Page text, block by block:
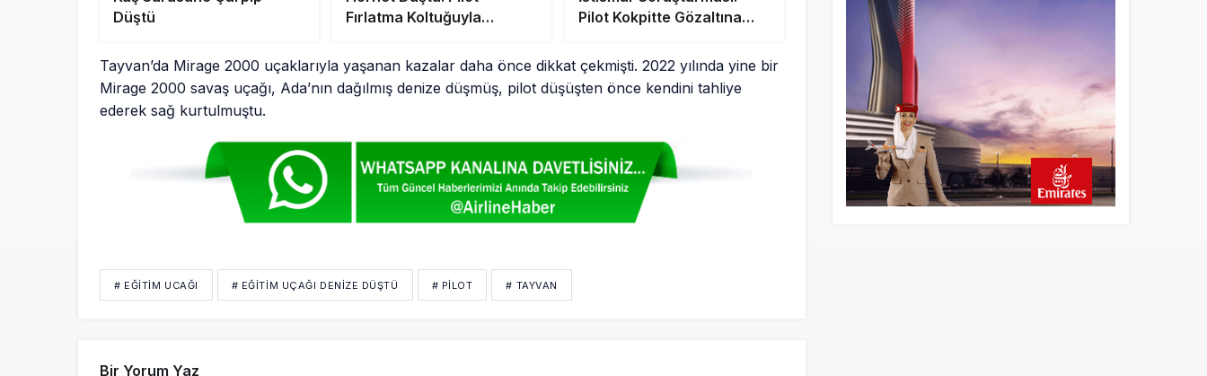
Düştü
Fırlatma Koltuğuyla
Pilot Kokpitte Gözaltına
Tayvan’da Mirage 2000 uçaklarıyla yaşanan kazalar daha önce dikkat çekmişti. 2022 yılında yine bir
Mirage 2000 savaş uçağı, Ada’nın dağılmış denize düşmüş, pilot düşüşten önce kendini tahliye
ederek sağ kurtulmuştu.
# EĞITIM UCAĞI # EĞITIM UÇAĞI DENIZE DÜŞTÜ # PİLOT # TAYVAN
Bir Yorum Yaz
AJet Uçuşlarıyla Rus Turist
İçin Yeni Türkiye Rotası
Airbus Temmuz bilançosunu
açıkladı: 204 yeni sipariş
21 saat önce
İstanbul uçağına polis